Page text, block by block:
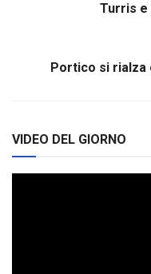
Turris e
Portico si rialza
VIDEO DEL GIORNO